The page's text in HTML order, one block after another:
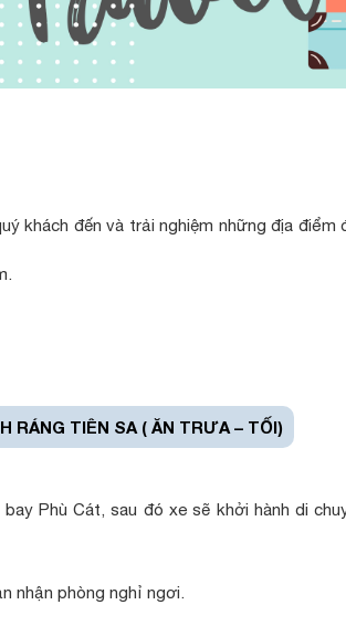
khách đến và trải nghiệm những địa điểm
lòng người
RÁNG TIÊN SA ( ĂN TRƯA – TỐI)
Phù Cát, sau đó xe sẽ khởi hành di
nhận phòng nghỉ ngơi.